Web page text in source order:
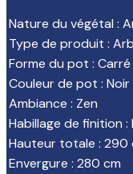
Nature du végétal :
Type de produit :
Forme du pot : Carré
Couleur de pot : Noir
Ambiance : Zen
Habillage de finition :
Hauteur totale : 290
Envergure : 280 cm